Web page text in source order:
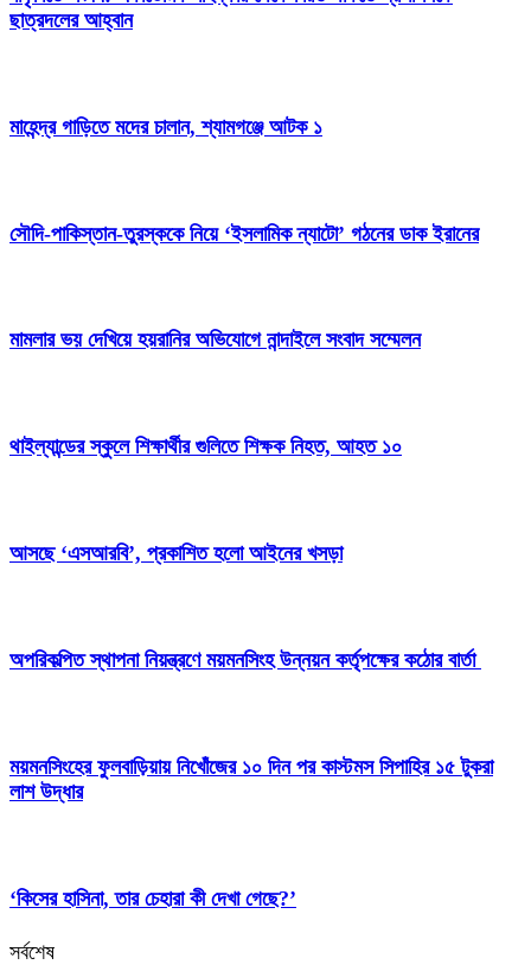
ছাত্রদলের আহ্বান
মাহেন্দ্র গাড়িতে মদের চালান, শ্যামগঞ্জে আটক ১
সৌদি-পাকিস্তান-তুরস্ককে নিয়ে ‘ইসলামিক ন্যাটো’ গঠনের ডাক ইরানের
মামলার ভয় দেখিয়ে হয়রানির অভিযোগে নান্দাইলে সংবাদ সম্মেলন
থাইল্যান্ডের স্কুলে শিক্ষার্থীর গুলিতে শিক্ষক নিহত, আহত ১০
আসছে ‘এসআরবি’, প্রকাশিত হলো আইনের খসড়া
অপরিকল্পিত স্থাপনা নিয়ন্ত্রণে ময়মনসিংহ উন্নয়ন কর্তৃপক্ষের কঠোর বার্তা
ময়মনসিংহের ফুলবাড়িয়ায় নিখোঁজের ১০ দিন পর কাস্টমস সিপাহির ১৫ টুকরা
লাশ উদ্ধার
‘কিসের হাসিনা, তার চেহারা কী দেখা গেছে?’
সর্বশেষ